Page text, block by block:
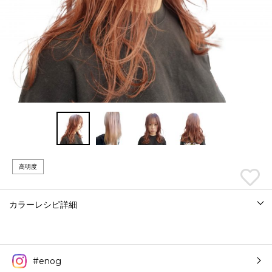
高明度
カラーレシピ詳細
#enog